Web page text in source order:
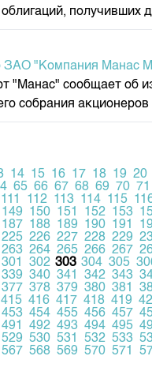
получивших
ЗАО "Компания
"Манас" сообщает об
собрания акционеров
14 15 16 17 18 19 20
65 66 67 68 69 70 71
111 112 113 114 115
149 150 151 152 153
187 188 189 190 191
225 226 227 228 229
263 264 265 266 267
301 302 303 304 305
339 340 341 342 343
377 378 379 380 381
415 416 417 418 419
453 454 455 456 457
491 492 493 494 495
529 530 531 532 533
567 568 569 570 571